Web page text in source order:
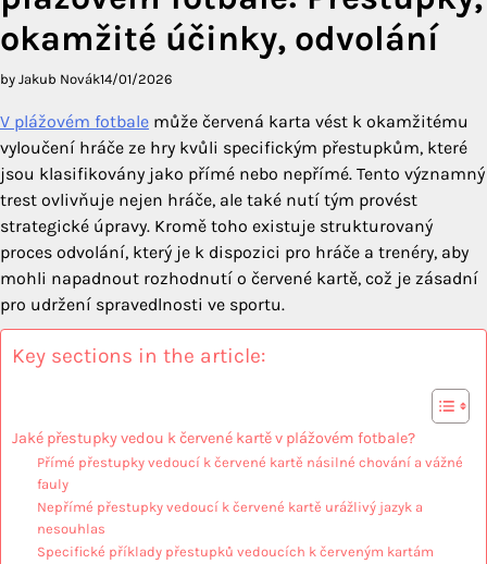
okamžité účinky, odvolání
by Jakub Novák14/01/2026
V plážovém fotbale může červená karta vést k okamžitému
vyloučení hráče ze hry kvůli specifickým přestupkům, které
jsou klasifikovány jako přímé nebo nepřímé. Tento významný
trest ovlivňuje nejen hráče, ale také nutí tým provést
strategické úpravy. Kromě toho existuje strukturovaný
proces odvolání, který je k dispozici pro hráče a trenéry, aby
mohli napadnout rozhodnutí o červené kartě, což je zásadní
pro udržení spravedlnosti ve sportu.
Key sections in the article:
Jaké přestupky vedou k červené kartě v plážovém fotbale?
Přímé přestupky vedoucí k červené kartě násilné chování a vážné
fauly
Nepřímé přestupky vedoucí k červené kartě urážlivý jazyk a
nesouhlas
Specifické příklady přestupků vedoucích k červeným kartám